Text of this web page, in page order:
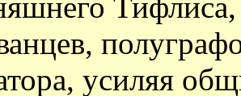
усиляя